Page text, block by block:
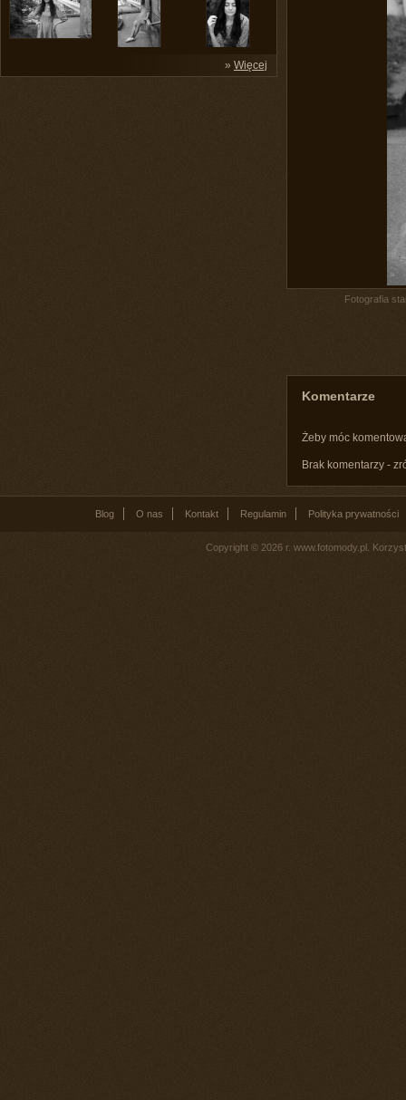
» Więcej
Fotografia
Komentarze
Żeby móc
Brak komentarzy -
Blog O nas Kontakt Regulamin Polityka prywatności
Copyright © 2026 r. www.fotomody.pl.